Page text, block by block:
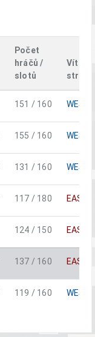
Počet
hráčů /
slotů
strana
151 / 160 WEST
155 / 160 WEST
131 / 160 WEST
117 / 180 EAST
124 / 150 EAST
137 / 160 EAST
119 / 160 WEST